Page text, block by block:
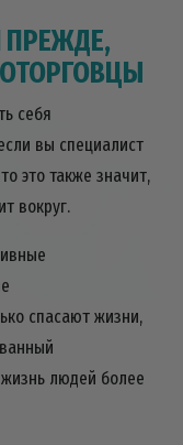
ПРЕЖДЕ,
себя
вы специалист
это также значит,
вокруг.
спасают жизни,
людей более